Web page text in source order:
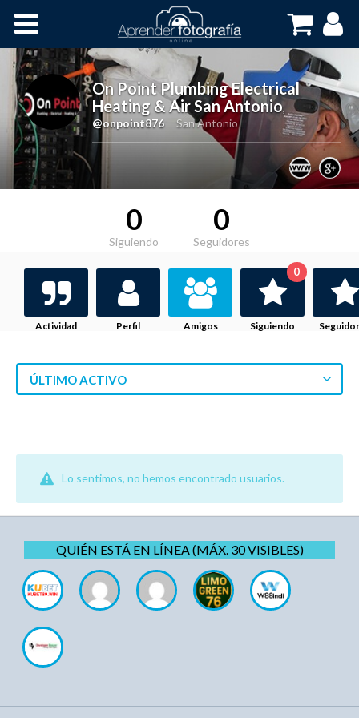
Cursos OnLine
On Point Plumbing Electrical
Heating & Air San Antonio,
@onpoint876
San Antonio
0
Siguiendo
0
Seguidores
Actividad Perfil Amigos Siguiendo
0
ÚLTIMO ACTIVO
Lo sentimos, no hemos encontrado usuarios.
QUIÉN ESTÁ EN LÍNEA (MÁX. 30 VISIBLES)